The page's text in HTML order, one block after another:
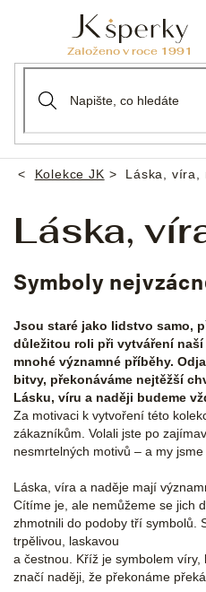
Domů
Kolekce JK Láska, víra,
Láska,
Symboly
Jsou staré jako lidstvo samo,
důležitou roli při vytváření
mnohé významné příběhy.
bitvy, překonáváme nejtěžší
Lásku, víru a naději budeme
Za motivaci k vytvoření této
zákazníkům. Volali jste po
nesmrtelných motivů – a my
Láska, víra a naděje mají
Cítíme je, ale nemůžeme se jich
zhmotnili do podoby tří symbolů.
trpělivou, laskavou
a čestnou. Kříž je symbolem víry,
značí naději, že překonáme